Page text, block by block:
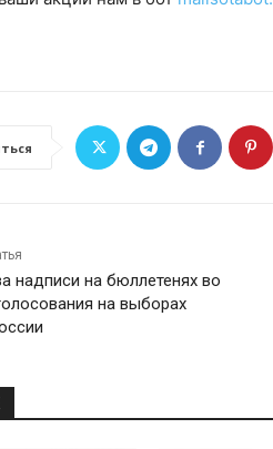
надписи на бюллетенях во
на выборах